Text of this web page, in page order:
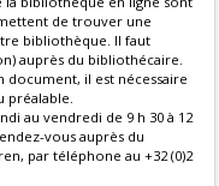
de trouver une
bibliothèque. Il faut
auprès du bibliothécaire.
il est nécessaire
préalable.
au vendredi de 9 h 30 à 12
vous auprès du
par téléphone au +32 (0)2